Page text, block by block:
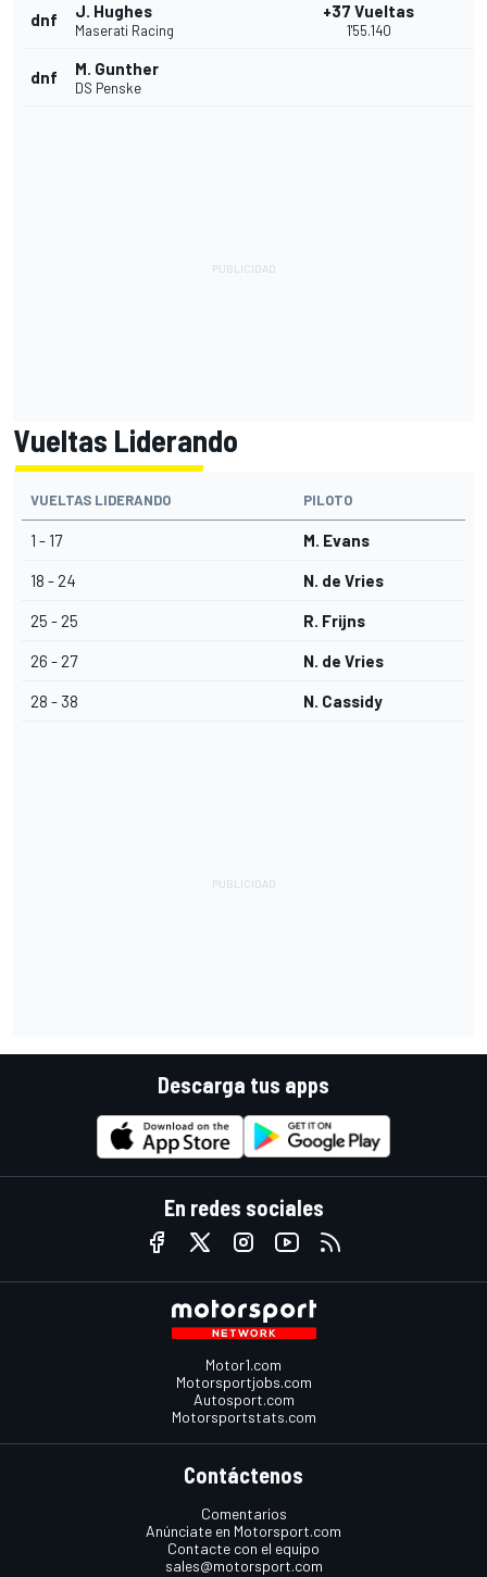
dnf J. Hughes
Maserati Racing
+37 Vueltas
1'55.140
dnf M. Gunther
DS Penske
Vueltas Liderando
VUELTAS LIDERANDO PILOTO
1 - 17 M. Evans
18 - 24 N. de Vries
25 - 25 R. Frijns
26 - 27 N. de Vries
28 - 38 N. Cassidy
Descarga tus apps
En redes sociales
Motor1.com
Motorsportjobs.com
Autosport.com
Motorsportstats.com
Contáctenos
Comentarios
Anúnciate en Motorsport.com
Contacte con el equipo
sales@motorsport.com